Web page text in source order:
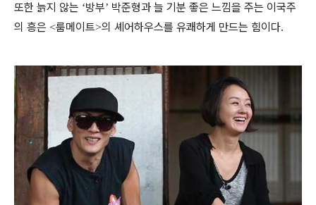
또한 늙지 않는 ‘방부’ 박준형과 늘 기분 좋은 느낌을 주는 이국주
의 흥은 <룸메이트>의 셰어하우스를 유쾌하게 만드는 힘이다.